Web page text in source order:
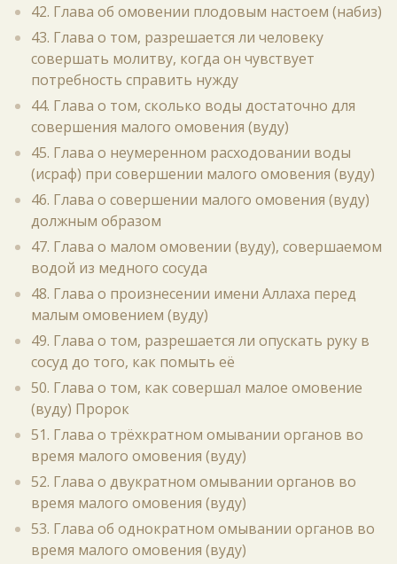
42. Глава об омовении плодовым настоем (набиз)
43. Глава о том, разрешается ли человеку
совершать молитву, когда он чувствует
потребность справить нужду
44. Глава о том, сколько воды достаточно для
совершения малого омовения (вуду)
45. Глава о неумеренном расходовании воды
(исраф) при совершении малого омовения (вуду)
46. Глава о совершении малого омовения (вуду)
должным образом
47. Глава о малом омовении (вуду), совершаемом
водой из медного сосуда
48. Глава о произнесении имени Аллаха перед
малым омовением (вуду)
49. Глава о том, разрешается ли опускать руку в
сосуд до того, как помыть её
50. Глава о том, как совершал малое омовение
(вуду) Пророк
51. Глава о трёхкратном омывании органов во
время малого омовения (вуду)
52. Глава о двукратном омывании органов во
время малого омовения (вуду)
53. Глава об однократном омывании органов во
время малого омовения (вуду)